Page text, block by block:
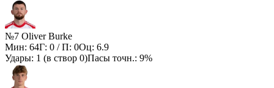
№7 Oliver Burke
Мин: 64Г: 0 / П: 0Оц: 6.9
Удары: 1 (в створ 0)Пасы точн.: 9%